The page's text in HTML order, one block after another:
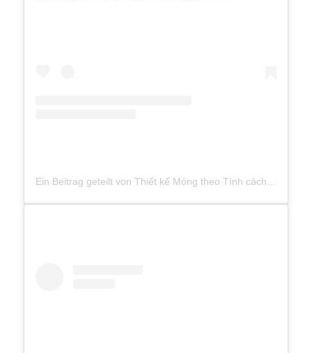
Ein Beitrag geteilt von Thiết kế Móng theo Tính cách (@lilatina.nails)